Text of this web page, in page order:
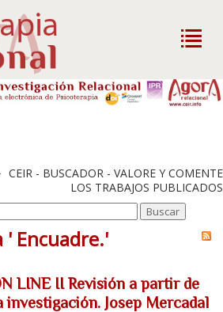
CEIR - BUSCADOR - VALORE Y COMENTE
LOS TRABAJOS PUBLICADOS
' Encuadre.'
LINE II Revisión a partir de
investigación. Josep Mercadal